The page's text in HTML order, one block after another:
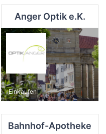
Anger Optik e.K.
Einkaufen
Bahnhof-Apotheke